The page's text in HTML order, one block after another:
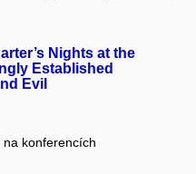
Nights at the
Established
Evil
konferencích